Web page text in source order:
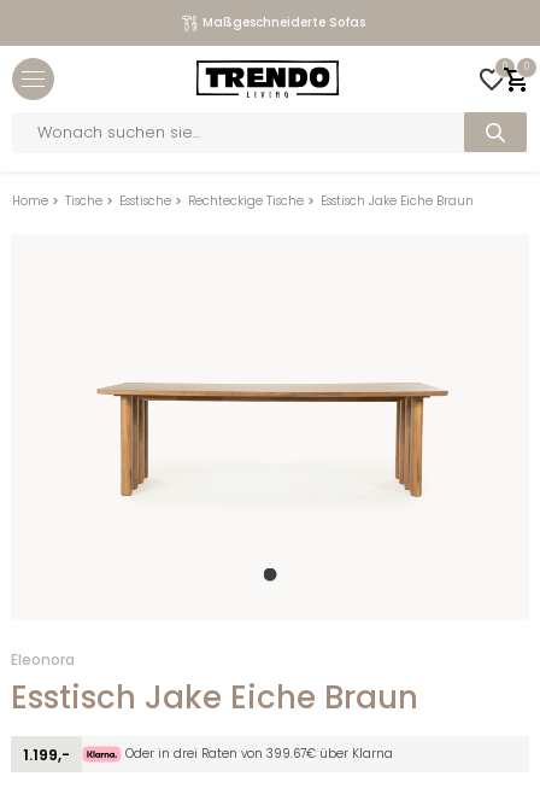
Maßgeschneiderte Sofas
0 0
search
Home > Tische > Esstische > Rechteckige Tische > Esstisch Jake Eiche Braun
Eleonora
Esstisch Jake Eiche Braun
1.199,- Oder in drei Raten von 399.67€ über Klarna